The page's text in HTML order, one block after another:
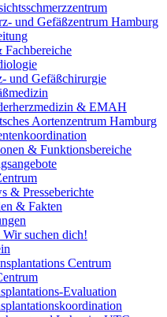
und Gefäßzentrum Hamburg
und Gefäßchirurgie
& EMAH
Aortenzentrum Hamburg
& Funktionsbereiche
& Presseberichte
& Fakten
Wir suchen dich!
Centrum
Evaluation